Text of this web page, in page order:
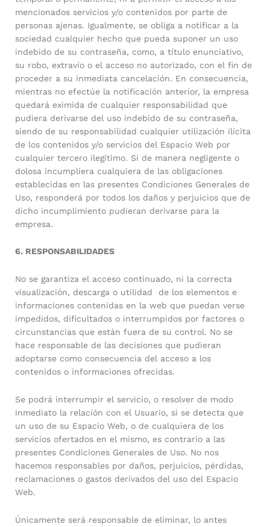
mencionados servicios y/o contenidos por parte de
personas ajenas. Igualmente, se obliga a notificar a la
sociedad cualquier hecho que pueda suponer un uso
indebido de su contraseña, como, a título enunciativo,
su robo, extravío o el acceso no autorizado, con el fin de
proceder a su inmediata cancelación. En consecuencia,
mientras no efectúe la notificación anterior, la empresa
quedará eximida de cualquier responsabilidad que
pudiera derivarse del uso indebido de su contraseña,
siendo de su responsabilidad cualquier utilización ilícita
de los contenidos y/o servicios del Espacio Web por
cualquier tercero ilegítimo. Si de manera negligente o
dolosa incumpliera cualquiera de las obligaciones
establecidas en las presentes Condiciones Generales de
Uso, responderá por todos los daños y perjuicios que de
dicho incumplimiento pudieran derivarse para la
empresa.
6. RESPONSABILIDADES
No se garantiza el acceso continuado, ni la correcta
visualización, descarga o utilidad de los elementos e
informaciones contenidas en la web que puedan verse
impedidos, dificultados o interrumpidos por factores o
circunstancias que están fuera de su control. No se
hace responsable de las decisiones que pudieran
adoptarse como consecuencia del acceso a los
contenidos o informaciones ofrecidas.
Se podrá interrumpir el servicio, o resolver de modo
inmediato la relación con el Usuario, si se detecta que
un uso de su Espacio Web, o de cualquiera de los
servicios ofertados en el mismo, es contrario a las
presentes Condiciones Generales de Uso. No nos
hacemos responsables por daños, perjuicios, pérdidas,
reclamaciones o gastos derivados del uso del Espacio
Web.
Únicamente será responsable de eliminar, lo antes